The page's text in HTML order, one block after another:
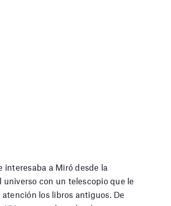
interesaba a Miró desde la
con un telescopio que le
los libros antiguos. De